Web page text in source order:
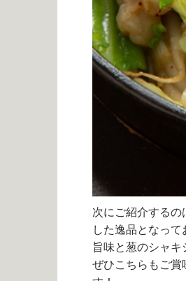
次にご紹介する
した逸品となっ
旨味と葱のシャ
ぜひこちらもご賞